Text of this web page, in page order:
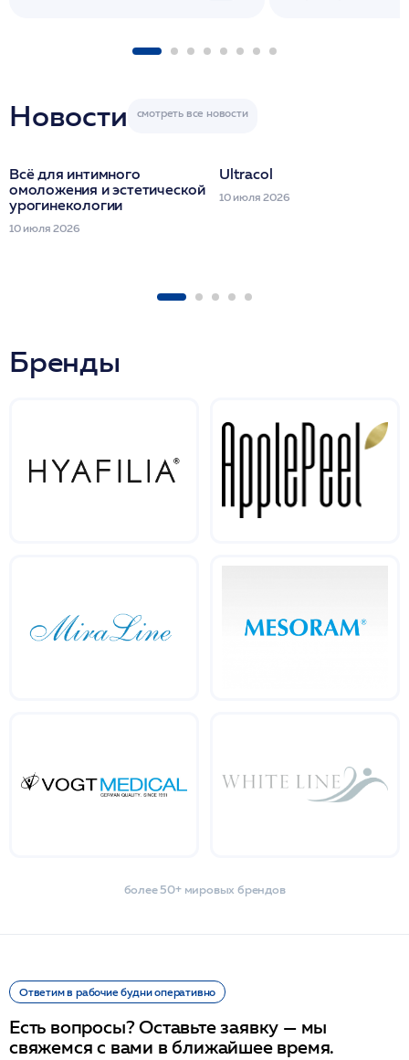
Новости
Всё для интимного
омоложения и эстетической
урогинекологии
10 июля 2026
Ultracol
10 июля 2026
Бренды
более 50+ мировых брендов
Ответим в рабочие будни оперативно
Есть вопросы? Оставьте заявку — мы
свяжемся с вами в ближайшее время.